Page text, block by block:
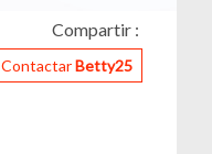
Compartir :
ContactarBetty25